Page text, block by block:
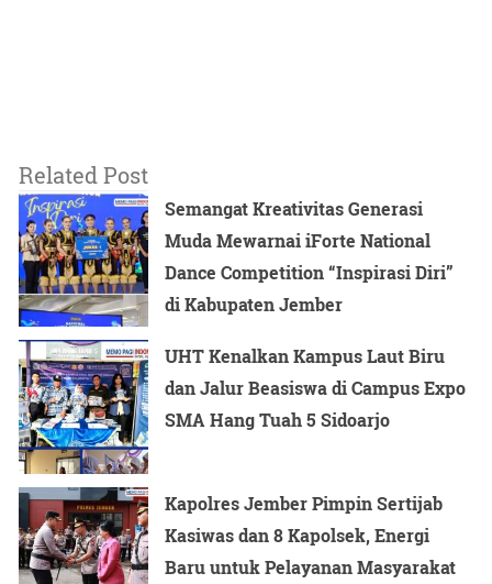
Related Post
Semangat Kreativitas Generasi
Muda Mewarnai iForte National
Dance Competition “Inspirasi Diri”
di Kabupaten Jember
UHT Kenalkan Kampus Laut Biru
dan Jalur Beasiswa di Campus Expo
SMA Hang Tuah 5 Sidoarjo
Kapolres Jember Pimpin Sertijab
Kasiwas dan 8 Kapolsek, Energi
Baru untuk Pelayanan Masyarakat